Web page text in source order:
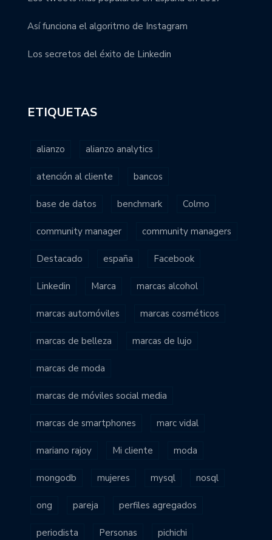
Así funciona el algoritmo de Instagram
Los secretos del éxito de Linkedin
ETIQUETAS
alianzo alianzo analytics
atención al cliente bancos
base de datos benchmark Colmo
community manager community managers
Destacado españa Facebook
Linkedin Marca marcas alcohol
marcas automóviles marcas cosméticos
marcas de belleza marcas de lujo
marcas de moda
marcas de móviles social media
marcas de smartphones marc vidal
mariano rajoy Mi cliente moda
mongodb mujeres mysql nosql
ong pareja perfiles agregados
periodista Personas pichichi